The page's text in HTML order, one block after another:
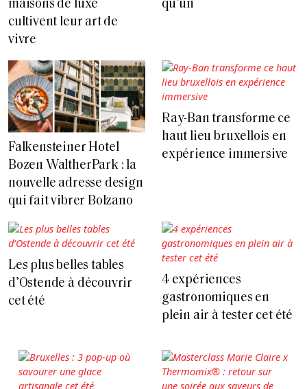
maisons de luxe
cultivent leur art de
vivre
qu’un
Falkensteiner Hotel
Bozen WaltherPark : la
nouvelle adresse design
qui fait vibrer Bolzano
Ray-Ban transforme ce
haut lieu bruxellois en
expérience immersive
Les plus belles tables
d’Ostende à découvrir
cet été
4 expériences
gastronomiques en
plein air à tester cet été